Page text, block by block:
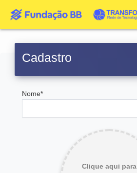
Cadastro
Nome*
Clique aqui para